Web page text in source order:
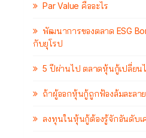
Par Value คืออะไร
พัฒนาการของตลาด ESG
กับยุโรป
5 ปีผ่านไป ตลาดหุ้นกู้เปลี่ยน
ถ้าผู้ออกหุ้นกู้ถูกฟ้องล้มละลา
ลงทุนในหุ้นกู้ต้องรู้จักอันดับเ